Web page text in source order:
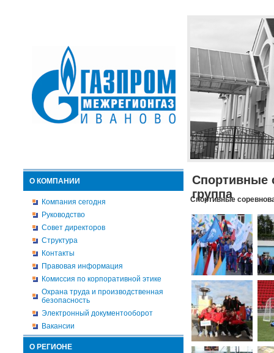
О КОМПАНИИ
Компания сегодня
Руководство
Совет директоров
Структура
Контакты
Правовая информация
Комиссия по корпоративной этике
Охрана труда и производственная
безопасность
Электронный документооборот
Вакансии
О РЕГИОНЕ
Спортивные
группа
Спортивные